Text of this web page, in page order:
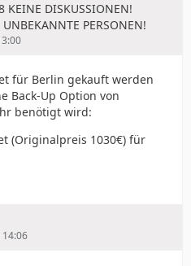
DISKUSSIONEN!
PERSONEN!
für Berlin gekauft werden
Back-Up Option von
benötigt wird:
(Originalpreis 1030€) für
14:06